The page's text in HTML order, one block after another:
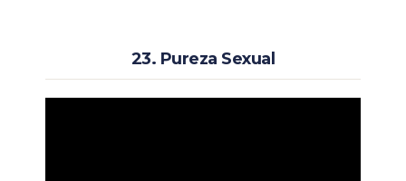
23. Pureza Sexual